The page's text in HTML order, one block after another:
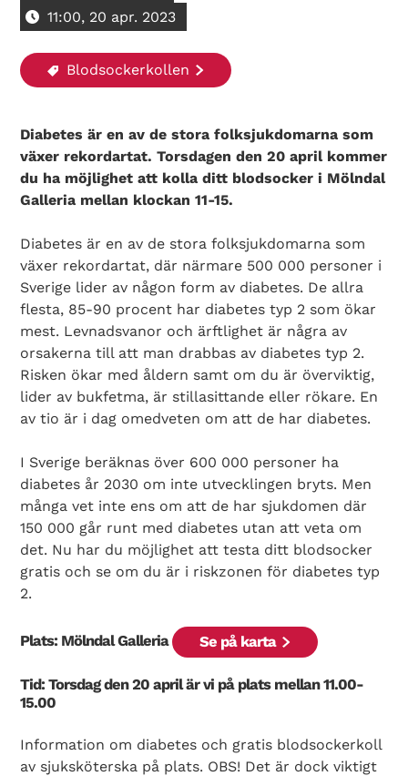
11:00, 20 apr. 2023
Blodsockerkollen
Diabetes är en av de stora folksjukdomarna som
växer rekordartat. Torsdagen den 20 april kommer
du ha möjlighet att kolla ditt blodsocker i Mölndal
Galleria mellan klockan 11-15.
Diabetes är en av de stora folksjukdomarna som
växer rekordartat, där närmare 500 000 personer i
Sverige lider av någon form av diabetes. De allra
flesta, 85-90 procent har diabetes typ 2 som ökar
mest. Levnadsvanor och ärftlighet är några av
orsakerna till att man drabbas av diabetes typ 2.
Risken ökar med åldern samt om du är överviktig,
lider av bukfetma, är stillasittande eller rökare. En
av tio är i dag omedveten om att de har diabetes.
I Sverige beräknas över 600 000 personer ha
diabetes år 2030 om inte utvecklingen bryts. Men
många vet inte ens om att de har sjukdomen där
150 000 går runt med diabetes utan att veta om
det. Nu har du möjlighet att testa ditt blodsocker
gratis och se om du är i riskzonen för diabetes typ
2.
Plats: Mölndal Galleria Se på karta
Tid: Torsdag den 20 april är vi på plats mellan 11.00-
15.00
Information om diabetes och gratis blodsockerkoll
av sjuksköterska på plats. OBS! Det är dock viktigt